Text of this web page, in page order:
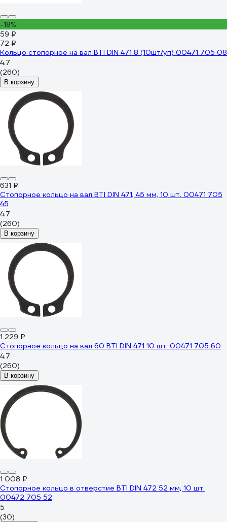
-18%
59 ₽
72 ₽
Кольцо стопорное на вал BTI DIN 471 8 (10шт/уп) 00471 705 08
4.7
(260)
В корзину
631 ₽
Стопорное кольцо на вал BTI DIN 471, 45 мм, 10 шт. 00471 705
45
4.7
(260)
В корзину
1 229 ₽
Стопорное кольцо на вал 60 BTI DIN 471 10 шт. 00471 705 60
4.7
(260)
В корзину
1 008 ₽
Стопорное кольцо в отверстие BTI DIN 472 52 мм, 10 шт.
00472 705 52
5
(30)